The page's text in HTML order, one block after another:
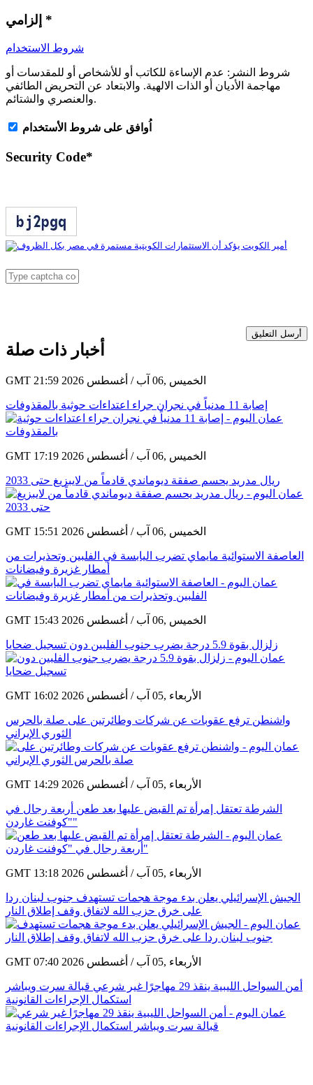
*
شروط الاستخدام
شروط النشر: عدم الإساءة للكاتب أو للأشخاص أو للمقدسات أو
مهاجمة الأديان أو الذات الالهية. والابتعاد عن التحريض الطائفي
والعنصري والشتائم.
اُوافق على شروط الأستخدام
Security Code*
أرسل التعليق
أخبار ذات صلة
GMT 21:59 2026 الخميس ,06 آب / أغسطس
إصابة 11 مدنياً في نجران جراء اعتداءات حوثية بالمقذوفات
GMT 17:19 2026 الخميس ,06 آب / أغسطس
ريال مدريد يحسم صفقة ديوماندي قادماً من لايبزيغ حتى 2033
GMT 15:51 2026 الخميس ,06 آب / أغسطس
العاصفة الاستوائية مايماي تضرب اليابسة في الفلبين وتحذيرات من
أمطار غزيرة وفيضانات
GMT 15:43 2026 الخميس ,06 آب / أغسطس
زلزال بقوة 5.9 درجة يضرب جنوب الفلبين دون تسجيل ضحايا
GMT 16:02 2026 الأربعاء ,05 آب / أغسطس
واشنطن ترفع عقوبات عن شركات وطائرتين على صلة بالحرس
الثوري الإيراني
GMT 14:29 2026 الأربعاء ,05 آب / أغسطس
الشرطة تعتقل إمرأة تم القبض عليها بعد طعن أربعة رجال في
"كوفنت غاردن"
GMT 13:18 2026 الأربعاء ,05 آب / أغسطس
الجيش الإسرائيلي يعلن بدء موجة هجمات تستهدف جنوب لبنان ردا
على خرق حزب الله لاتفاق وقف إطلاق النار
GMT 07:40 2026 الأربعاء ,05 آب / أغسطس
أمن السواحل الليبية ينقذ 29 مهاجرًا غير شرعي قبالة سرت ويباشر
استكمال الإجراءات القانونية